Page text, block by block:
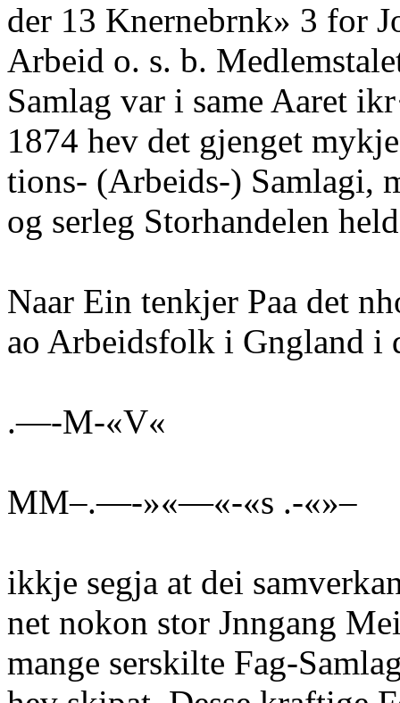
der 13 Knernebrnk» 3 for
Arbeid o. s. b.
Samlag var i same Aaret
1874 hev det gjenget
tions- (Arbeids-) Samlagi,
og serleg Storhandelen
Naar Ein tenkjer Paa det
ao Arbeidsfolk i Gngland i
.—-M-«V«
MM–.—-»«—«-«s .-«»–
ikkje segja at dei
net nokon stor Jnngang
mange serskilte Fag-